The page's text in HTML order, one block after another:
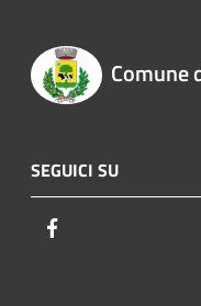
Comune
SEGUICI SU